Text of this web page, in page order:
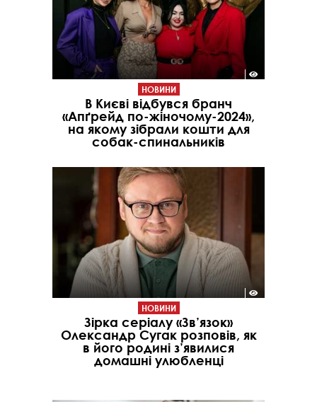
НОВИНИ
В Києві відбувся бранч
«Апґрейд по-жіночому-2024»,
на якому зібрали кошти для
собак-спинальників
НОВИНИ
Зірка серіалу «Зв’язок»
Олександр Сугак розповів, як
в його родині з’явилися
домашні улюбленці